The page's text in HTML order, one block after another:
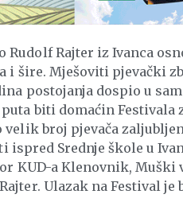
Rajter iz Ivanca
i šire. Mješoviti pjevački
postojanja dospio u
biti domaćin Festivala
broj pjevača
ispred Srednje škole u
KUD-a Klenovnik,
Ulazak na Festival je